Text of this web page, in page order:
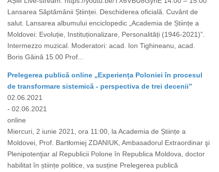
Lansarea Săptămânii Științei. Deschiderea oficială. Cuvânt de
salut. Lansarea albumului enciclopedic „Academia de Științe a
Moldovei: Evoluție, Instituționalizare, Personalități (1946-2021)”.
Intermezzo muzical. Moderatori: acad. Ion Tighineanu, acad.
Boris Găină 15.00 Prof...
Prelegerea publică online „Experiența Poloniei în procesul
de transformare sistemică - perspectiva de trei decenii”
02.06.2021
- 02.06.2021
online
Miercuri, 2 iunie 2021, ora 11:00, la Academia de Științe a
Moldovei, Prof. Bartłomiej ZDANIUK, Ambasadorul Extraordinar şi
Plenipotenţiar al Republicii Polone în Republica Moldova, doctor
habilitat în științe politice, va susține Prelegerea publică